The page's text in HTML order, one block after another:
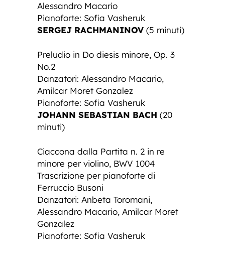
Alessandro Macario
Pianoforte: Sofia Vasheruk
SERGEJ RACHMANINOV (5 minuti)
Preludio in Do diesis minore, Op. 3
No.2
Danzatori: Alessandro Macario,
Amilcar Moret Gonzalez
Pianoforte: Sofia Vasheruk
JOHANN SEBASTIAN BACH (20
minuti)
Ciaccona dalla Partita n. 2 in re
minore per violino, BWV 1004
Trascrizione per pianoforte di
Ferruccio Busoni
Danzatori: Anbeta Toromani,
Alessandro Macario, Amilcar Moret
Gonzalez
Pianoforte: Sofia Vasheruk